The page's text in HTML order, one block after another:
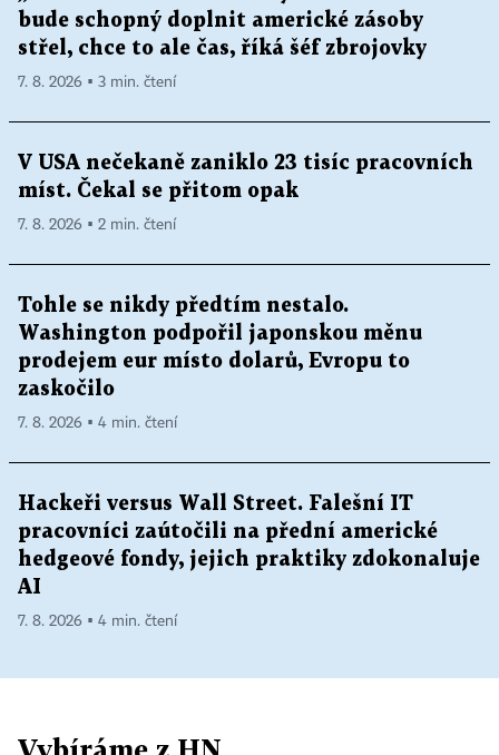
bude schopný doplnit americké zásoby
střel, chce to ale čas, říká šéf zbrojovky
7. 8. 2026 ▪ 3 min. čtení
V USA nečekaně zaniklo 23 tisíc pracovních
míst. Čekal se přitom opak
7. 8. 2026 ▪ 2 min. čtení
Tohle se nikdy předtím nestalo.
Washington podpořil japonskou měnu
prodejem eur místo dolarů, Evropu to
zaskočilo
7. 8. 2026 ▪ 4 min. čtení
Hackeři versus Wall Street. Falešní IT
pracovníci zaútočili na přední americké
hedgeové fondy, jejich praktiky zdokonaluje
AI
7. 8. 2026 ▪ 4 min. čtení